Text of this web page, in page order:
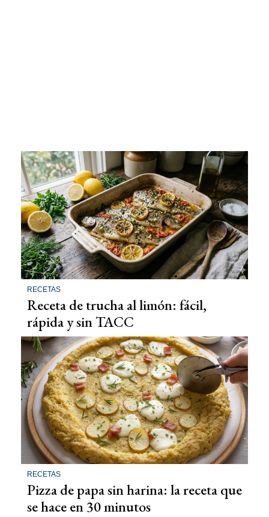
RECETAS
Receta de trucha al limón: fácil,
rápida y sin TACC
RECETAS
Pizza de papa sin harina: la receta que
se hace en 30 minutos